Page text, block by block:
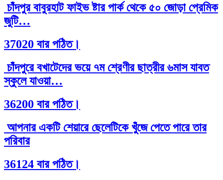
চাঁদপুর বাবুরহাট ফাইভ ষ্টার পার্ক থেকে ৫০ জোড়া প্রেমিক
জুটি…
37020 বার পঠিত।
চাঁদপুরে বখাটেদের ভয়ে ৭ম শ্রেণীর ছাত্রীর ৬মাস যাবত
স্কুলে যাওয়া…
36200 বার পঠিত।
আপনার একটি শেয়ারে ছেলেটিকে খুঁজে পেতে পারে তার
পরিবার
36124 বার পঠিত।